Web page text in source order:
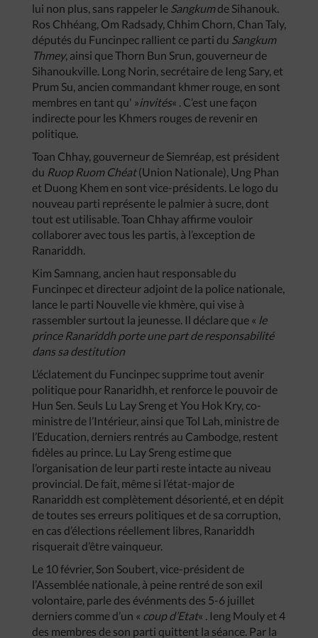
lui non plus, sans rappeler le Sangkumde Sihanouk.
Ros Chhéang, Om Radsady, Chhim Chorn, Chan Taly,
députés du Funcinpec rallient ce parti du Sangkum
Thmey, ainsi que Thorn Bun Srun, gouverneur de
Sihanoukville. Long Norin, secrétaire de Ieng Sary, et
Prum Su, ancien commandant khmer rouge, en sont
membres en tant qu' »invités« . C’est une façon
indirecte pour les Khmers rouges de revenir en
politique.
Toan Chhay, gouverneur de Siemréap, est président
du Ruop Ruom Chéat(Union Nationale), Ung Phan
et Duong Khem en sont vice-présidents. Le logo du
nouveau parti représente le palmier à sucre, dont
tout est utilisable. Toan Chhay affirme vouloir
collaborer avec tous les partis, à l’exception de
Ranariddh.
Kim Samnang, ancien haut responsable du
Funcinpec et directeur adjoint de la police nationale,
lance le parti Nouvelle vie khmère, qui vise à
rassembler surtout la jeunesse. Il déclare que « le
prince Ranariddh porte une part de responsabilité
dans sa destitution
L’éclatement du Funcinpec supprime tout avenir
politique pour Ranaridhh, et renforce le pouvoir de
Hun Sen. Seuls Lu Lay Sreng et You Hok Kry, co-
ministre de l’Intérieur, ainsi que Tol Lah, ministre de
l’Education, derniers rentrés au Cambodge, restent
fidèles au prince. Lu Lay Sreng estime que
l’organisation de leur parti reste intacte au niveau
provincial. De fait, même si l’état-major de
Ranariddh est complètement désorienté, et en dépit
de toutes ses erreurs politiques et de sa corruption,
en cas d’élections réellement libres, Ranariddh
risquerait d’être vainqueur.
Le 10 février, Son Soubert, vice-président de
l’Assemblée nationale, à peine rentré de son exil
volontaire, parle des événments des 5-6 juillet
derniers comme d’un « coup d’Etat« . Ieng Mouly et 4
des membres de son parti quittent la séance. Par la